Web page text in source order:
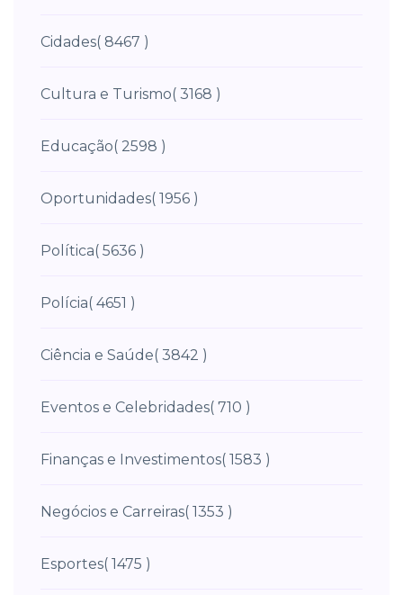
Cidades( 8467 )
Cultura e Turismo( 3168 )
Educação( 2598 )
Oportunidades( 1956 )
Política( 5636 )
Polícia( 4651 )
Ciência e Saúde( 3842 )
Eventos e Celebridades( 710 )
Finanças e Investimentos( 1583 )
Negócios e Carreiras( 1353 )
Esportes( 1475 )